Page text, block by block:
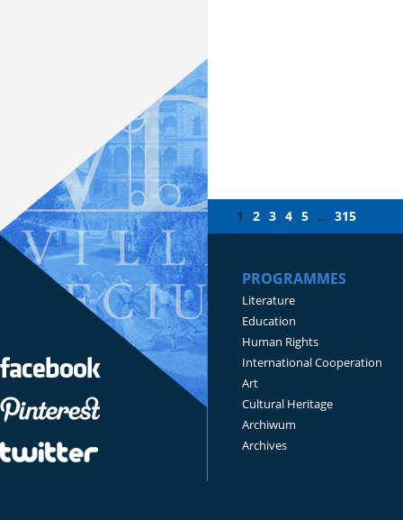
1 2 3 4 5 ... 315
PROGRAMMES
Literature
Education
Human Rights
International Cooperation
Art
Cultural Heritage
Archiwum
Archives